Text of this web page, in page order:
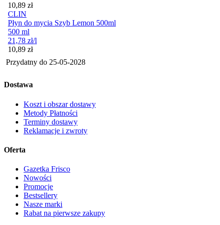
Cena
10,89 zł
CLIN
Płyn do mycia Szyb Lemon 500ml
500 ml
21,78 zł/l
Cena
10,89 zł
Przydatny do 25-05-2028
Dostawa
Koszt i obszar dostawy
Metody Płatności
Terminy dostawy
Reklamacje i zwroty
Oferta
Gazetka Frisco
Nowości
Promocje
Bestsellery
Nasze marki
Rabat na pierwsze zakupy